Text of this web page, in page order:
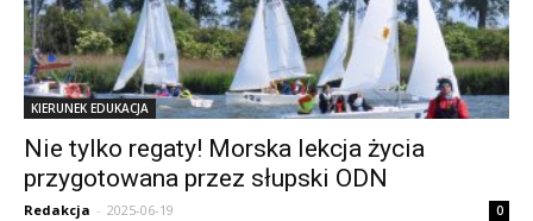
KIERUNEK EDUKACJA
Nie tylko regaty! Morska lekcja życia
przygotowana przez słupski ODN
Redakcja - 2025-06-19 0